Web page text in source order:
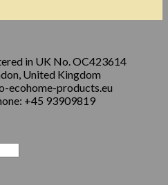
in UK No. OC423614
United Kingdom
ecohome-products.eu
+45 93909819